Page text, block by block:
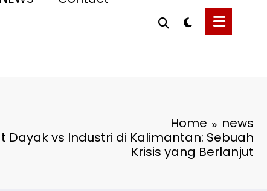
Home
news
Dayak vs Industri di Kalimantan: Sebuah
Krisis yang Berlanjut